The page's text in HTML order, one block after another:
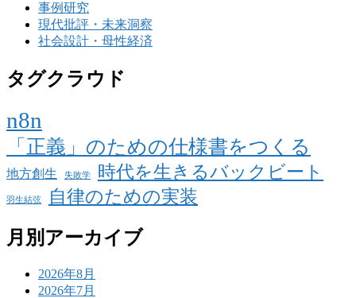
事例研究
現代批評・未来洞察
社会設計・母性経済
タグクラウド
n8n
「正義」のための仕様書をつくる
地方創生 失敗学 時代を生きるバックビート
羽生結弦 自律のための実装
月別アーカイブ
2026年8月
2026年7月